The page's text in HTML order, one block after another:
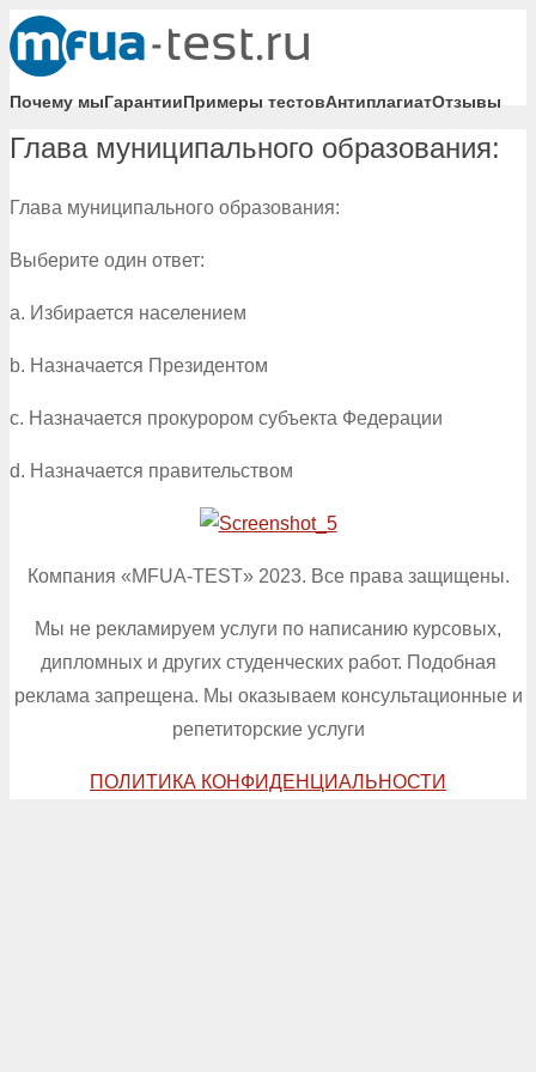
Почему мыГарантииПримеры тестовАнтиплагиатОтзывы
Глава муниципального образования:
Глава муниципального образования:
Выберите один ответ:
a. Избирается населением
b. Назначается Президентом
c. Назначается прокурором субъекта Федерации
d. Назначается правительством
Компания «MFUA-TEST» 2023. Все права защищены.
Мы не рекламируем услуги по написанию курсовых,
дипломных и других студенческих работ. Подобная
реклама запрещена. Мы оказываем консультационные и
репетиторские услуги
ПОЛИТИКА КОНФИДЕНЦИАЛЬНОСТИ